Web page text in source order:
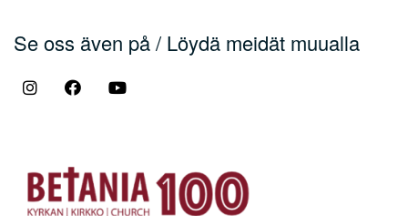
Se oss även på / Löydä meidät muualla